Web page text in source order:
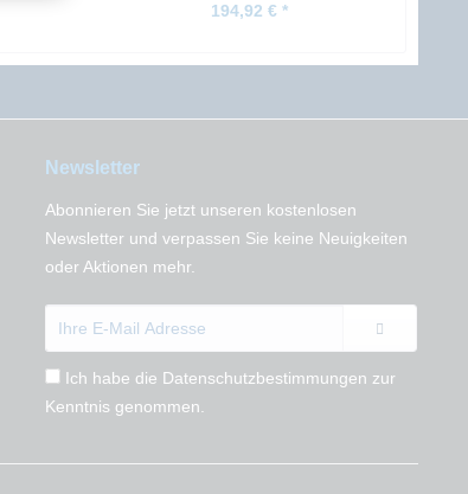
194,92 € *
Newsletter
Abonnieren Sie jetzt unseren kostenlosen
Newsletter und verpassen Sie keine Neuigkeiten
oder Aktionen mehr.
Ich habe die Datenschutzbestimmungen zur
Kenntnis genommen.